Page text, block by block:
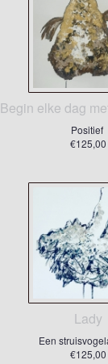
Begin elke dag
Positief
€125,00
Lady
Een
€125,00